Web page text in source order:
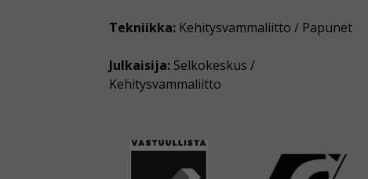
Tekniikka: Kehitysvammaliitto / Papunet
Julkaisija: Selkokeskus /
Kehitysvammaliitto